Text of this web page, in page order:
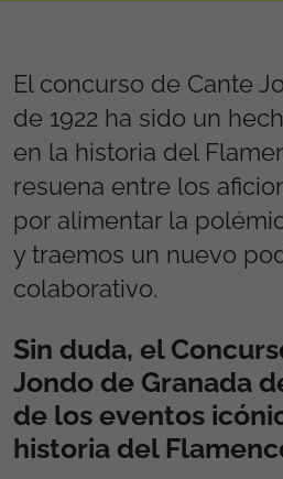
El concurso de Cante
de 1922 ha sido un
en la historia del
resuena entre los
por alimentar la
y traemos un nuevo
colaborativo.
Sin duda, el
Jondo de Granada
de los eventos
historia del